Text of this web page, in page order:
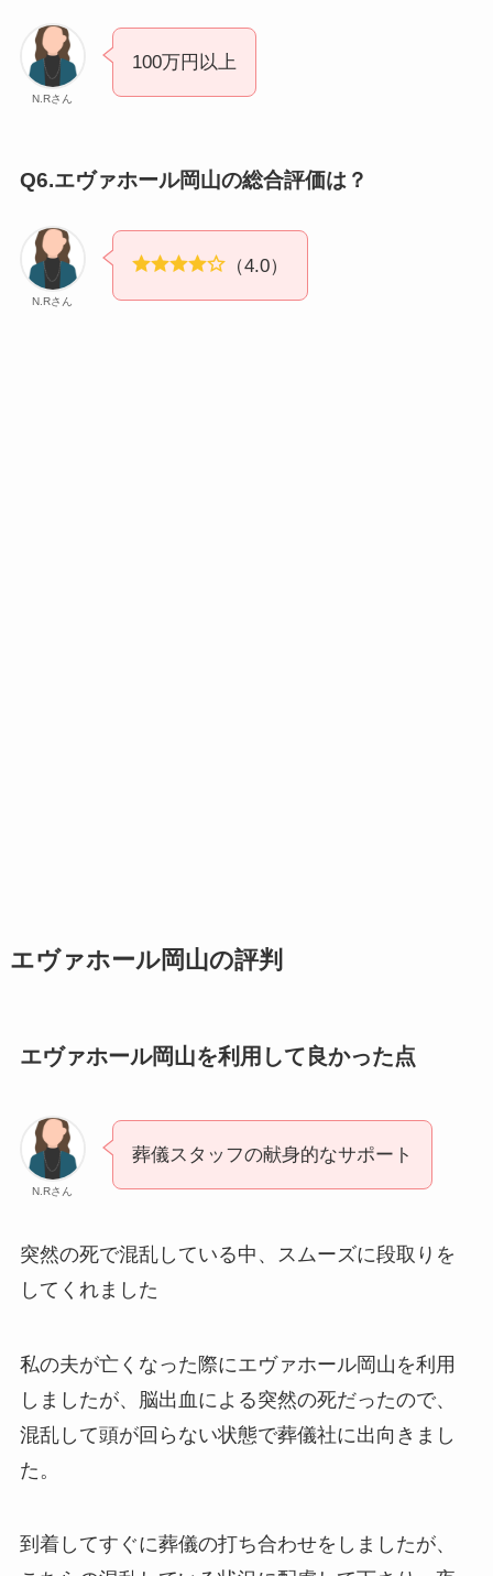
N.Rさん
100万円以上
Q6.エヴァホール岡山の総合評価は？
N.Rさん
（4.0）
エヴァホール岡山の評判
エヴァホール岡山を利用して良かった点
N.Rさん
葬儀スタッフの献身的なサポート
突然の死で混乱している中、スムーズに段取りを
してくれました
私の夫が亡くなった際にエヴァホール岡山を利用
しましたが、脳出血による突然の死だったので、
混乱して頭が回らない状態で葬儀社に出向きまし
た。
到着してすぐに葬儀の打ち合わせをしましたが、